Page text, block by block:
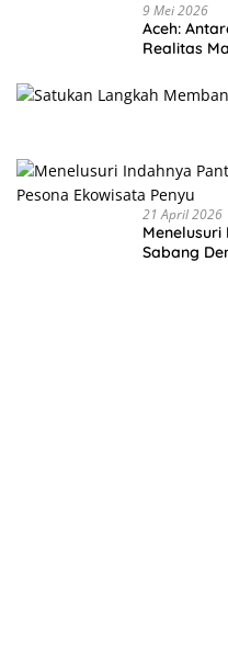
9 Mei 2026
Aceh:
Realitas
21 April 2026
Sabang